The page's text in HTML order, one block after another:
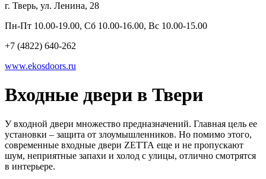
г. Тверь, ул. Ленина, 28
Пн-Пт 10.00-19.00, Сб 10.00-16.00, Вс 10.00-15.00
+7 (4822) 640-262
www.ekosdoors.ru
Входные двери в Твери
У входной двери множество предназначений. Главная цель ее
установки – защита от злоумышленников. Но помимо этого,
современные входные двери ZЕТТА еще и не пропускают
шум, неприятные запахи и холод с улицы, отлично смотрятся
в интерьере.